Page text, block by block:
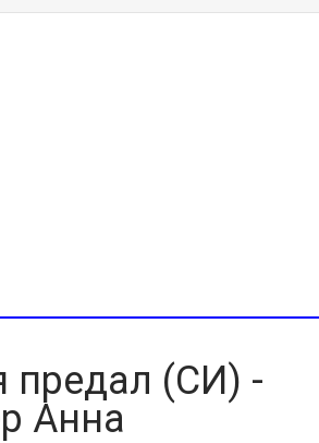
предал (СИ) -
Анна